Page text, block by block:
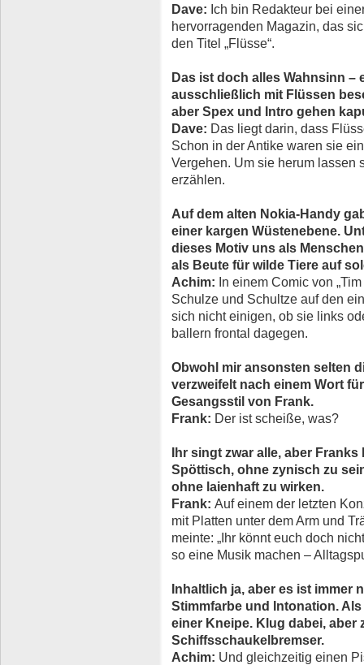
Dave: Ich bin Redakteur bei
hervorragenden Magazin, das
den Titel „Flüsse“.
Das ist doch alles Wahnsinn –
ausschließlich mit Flüssen
aber Spex und Intro gehen
Dave: Das liegt darin, dass
Schon in der Antike waren sie
Vergehen. Um sie herum lassen
erzählen.
Auf dem alten Nokia-Handy
einer kargen Wüstenebene.
dieses Motiv uns als
als Beute für wilde Tiere auf
Achim: In einem Comic von
Schulze und Schultze auf den
sich nicht einigen, ob sie links
ballern frontal dagegen.
Obwohl mir ansonsten selten
verzweifelt nach einem Wort
Gesangsstil von Frank.
Frank: Der ist scheiße, was?
Ihr singt zwar alle, aber
Spöttisch, ohne zynisch zu
ohne laienhaft zu wirken.
Frank: Auf einem der letzten
mit Platten unter dem Arm und
meinte: „Ihr könnt euch doch
so eine Musik machen –
Inhaltlich ja, aber es ist immer
Stimmfarbe und Intonation.
einer Kneipe. Klug dabei, aber
Schiffsschaukelbremser.
Achim: Und gleichzeitig einen